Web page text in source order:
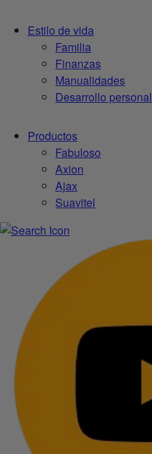
Estilo de vida
Familia
Finanzas
Manualidades
Desarrollo personal
Productos
Fabuloso
Axion
Ajax
Suavitel